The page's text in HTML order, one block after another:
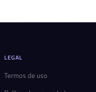
LEGAL
Termos de uso